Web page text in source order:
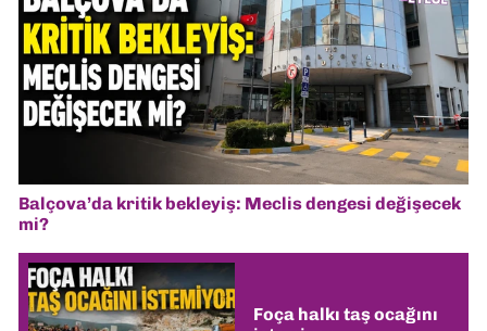
Balçova’da kritik bekleyiş: Meclis dengesi değişecek
mi?
Foça halkı taş ocağını